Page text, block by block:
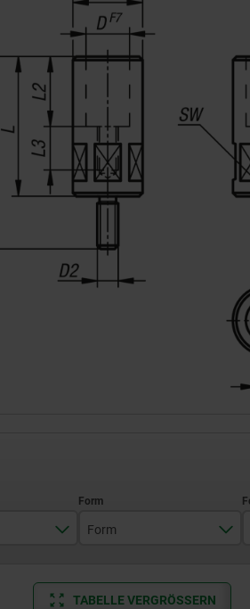
Form
TABELLE VERGRÖSSERN